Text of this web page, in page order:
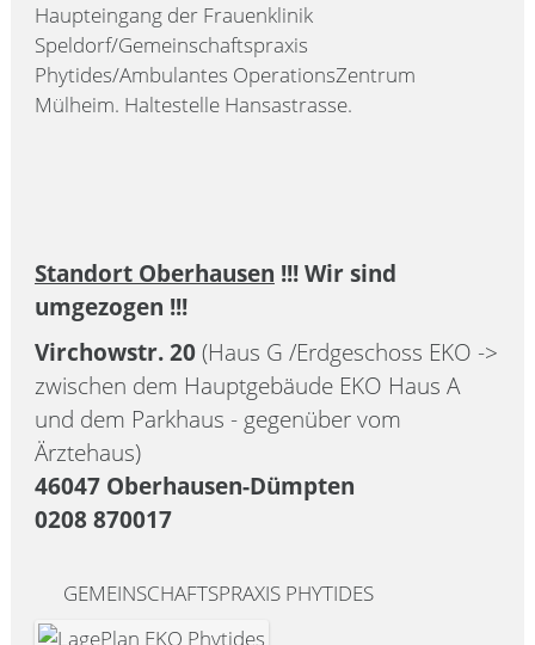
Haupteingang der Frauenklinik
Speldorf/Gemeinschaftspraxis
Phytides/Ambulantes OperationsZentrum
Mülheim. Haltestelle Hansastrasse.
Standort Oberhausen !!! Wir sind
umgezogen !!!
Virchowstr. 20 (Haus G /Erdgeschoss EKO ->
zwischen dem Hauptgebäude EKO Haus A
und dem Parkhaus - gegenüber vom
Ärztehaus)
46047 Oberhausen-Dümpten
0208 870017
GEMEINSCHAFTSPRAXIS PHYTIDES